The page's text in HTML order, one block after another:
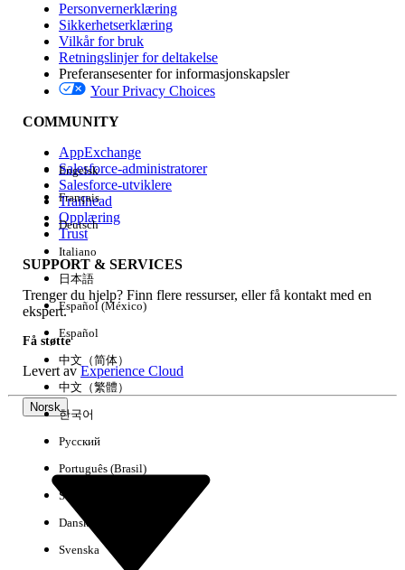
Utgave
Erfaring
Fjern alle Utført
Personvernerklæring
Sikkerhetserklæring
Vilkår for bruk
Retningslinjer for deltakelse
Preferansesenter for informasjonskapsler
Your Privacy Choices
COMMUNITY
AppExchange
Salesforce-administratorer
Salesforce-utviklere
Trailhead
Opplæring
Trust
SUPPORT & SERVICES
Trenger du hjelp? Finn flere ressurser, eller få kontakt med en
ekspert.
Få støtte
Levert avExperience Cloud
Norsk
Engelsk
Français
Deutsch
Italiano
日本語
Español (México)
Español
中文（简体）
中文（繁體）
한국어
Русский
Português (Brasil)
Suomi
Dansk
Svenska